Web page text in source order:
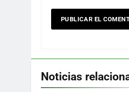
Noticias